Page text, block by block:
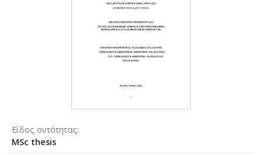
Είδος οντότητας
MSc thesis